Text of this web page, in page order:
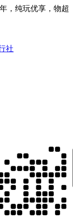
，纯玩优享，物超
社